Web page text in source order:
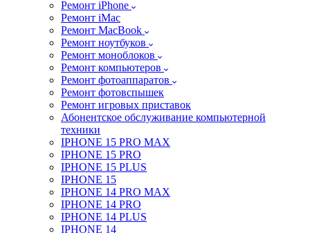
Ремонт iPhone
Ремонт iMac
Ремонт MacBook
Ремонт ноутбуков
Ремонт моноблоков
Ремонт компьютеров
Ремонт фотоаппаратов
Ремонт фотовспышек
Ремонт игровых приставок
Абонентское обслуживание компьютерной
техники
IPHONE 15 PRO MAX
IPHONE 15 PRO
IPHONE 15 PLUS
IPHONE 15
IPHONE 14 PRO MAX
IPHONE 14 PRO
IPHONE 14 PLUS
IPHONE 14